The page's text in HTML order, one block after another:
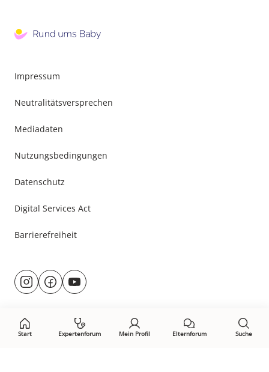
Start Expertenforum Mein Profil Elternforum Suche
Impressum
Neutralitätsversprechen
Mediadaten
Nutzungsbedingungen
Datenschutz
Digital Services Act
Barrierefreiheit
Besuche
uns@rund.ums.baby
facebook.com/rundumsbaby.de
youtube.com/@rundumsbaby_